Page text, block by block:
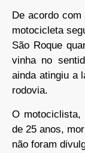
De acordo
motocicleta
São Roque
vinha no
ainda atingiu a
rodovia.
O motociclista,
de 25 anos,
não foram